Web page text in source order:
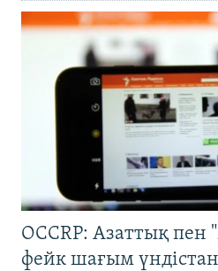
OCCRP: Азаттық
фейк шағым